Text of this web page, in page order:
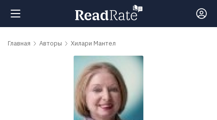
Поиск
Главная Авторы Хилари Мантел